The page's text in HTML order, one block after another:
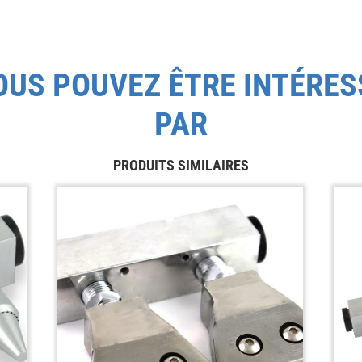
POUVEZ ÊTRE
PAR
PRODUITS SIMILAIRES